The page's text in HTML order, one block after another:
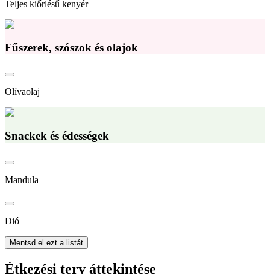
Teljes kiőrlésű kenyér
Fűszerek, szószok és olajok
Olívaolaj
Snackek és édességek
Mandula
Dió
Mentsd el ezt a listát
Étkezési terv áttekintése